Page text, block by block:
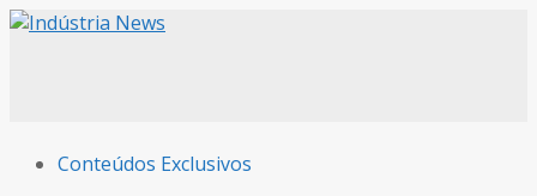
Conteúdos Exclusivos